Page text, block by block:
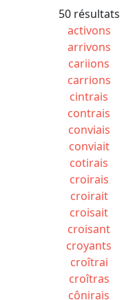
50 résultats
activons
arrivons
cariions
carrions
cintrais
contrais
conviais
conviait
cotirais
croirais
croirait
croisait
croisant
croyants
croîtrai
croîtras
cônirais